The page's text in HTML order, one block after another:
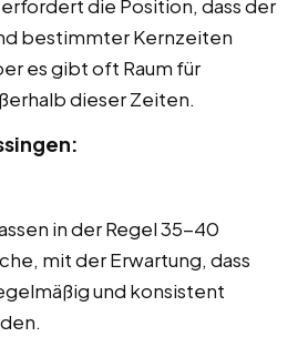
die Position, dass der
bestimmter Kernzeiten
es gibt oft Raum für
dieser Zeiten.
in der Regel 35-40
mit der Erwartung, dass
und konsistent